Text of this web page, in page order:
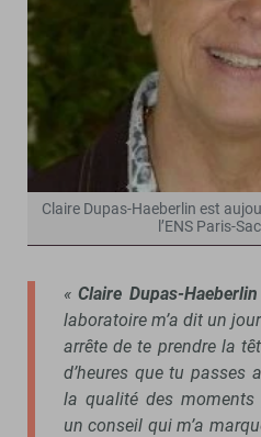
Claire Dupas-Haeberlin est
l’ENS Paris-
«Claire Dupas-Haeberlin
laboratoire m’a dit un
arrête de te prendre la
d’heures que tu passes
la qualité des moments
un conseil qui m’a